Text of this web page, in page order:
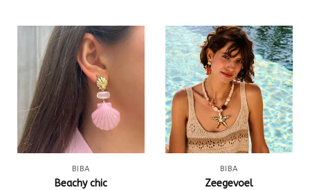
BIBA
Beachy chic
BIBA
Zeegevoel